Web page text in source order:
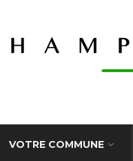
VOTRE COMMUNE